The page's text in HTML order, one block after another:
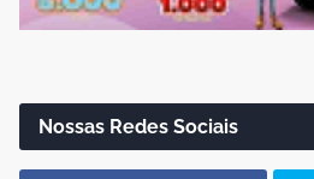
Nossas Redes Sociais